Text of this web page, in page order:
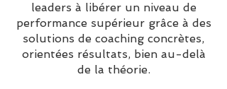
leaders à libérer un niveau de
performance supérieur grâce à des
solutions de coaching concrètes,
orientées résultats, bien au-delà
de la théorie.